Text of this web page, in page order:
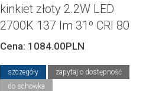
kinkiet złoty 2.2W LED
2700K 137 lm 31º CRI 80
Cena: 1084.00PLN
szczegóły
zapytaj o dostępność
do schowka